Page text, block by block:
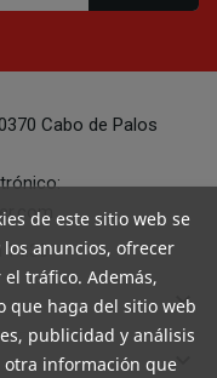
Cabo de Palos
14:30
keyboard_arrow_down
keyboard_arrow_down
de este sitio web se
anuncios, ofrecer
tráfico. Además,
que haga del sitio web
publicidad y análisis
información que